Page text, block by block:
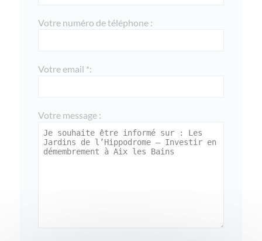
Votre numéro de téléphone :
Votre email *:
Votre message :